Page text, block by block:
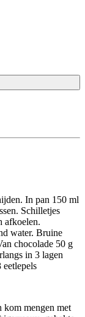
In pan 150 ml
Schilletjes
afkoelen.
water. Bruine
chocolade 50 g
in 3 lagen
eetlepels
kom mengen met